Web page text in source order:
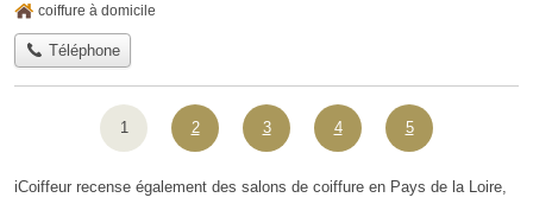
coiffure à domicile
Téléphone
1 2 3 4 5
iCoiffeur recense également des salons de coiffure en Pays de la Loire,